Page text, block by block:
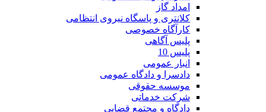
امداد گاز
کلانتری و پاسگاه نیروی انتظامی
کارآگاه خصوصی
پلیس آگاهی
پلیس 10
انبار عمومی
دادسرا و دادگاه عمومی
موسسه حقوقی
شرکت خدماتی
دادگاه و مجتمع قضایی